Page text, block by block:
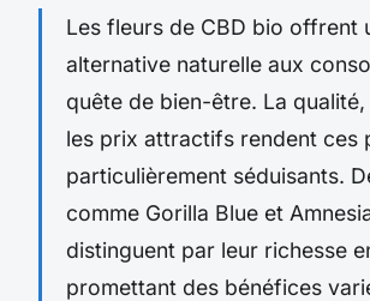
Les fleurs de CBD bio offrent
alternative naturelle aux
quête de bien-être. La
les prix attractifs rendent ces
particulièrement séduisants.
comme Gorilla Blue et
distinguent par leur richesse
promettant des bénéfices